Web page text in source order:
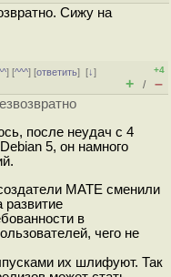
Сижу на
] [^^^] [ответить][↓]
+4
+ / –
после неудач с 4
5, он намного
MATE сменили
развитие
в
чего не
их шлифуют. Так